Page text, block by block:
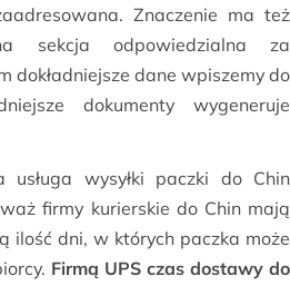
Znaczenie ma też
sekcja odpowiedzialna za
dokładniejsze dane wpiszemy do
dokumenty wygeneruje
wysyłki paczki do Chin
firmy kurierskie do Chin mają
ilość dni, w których paczka może
Firmą UPS czas dostawy do